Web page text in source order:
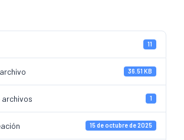
11
36.51 KB
archivos 1
15 de octubre de 2025